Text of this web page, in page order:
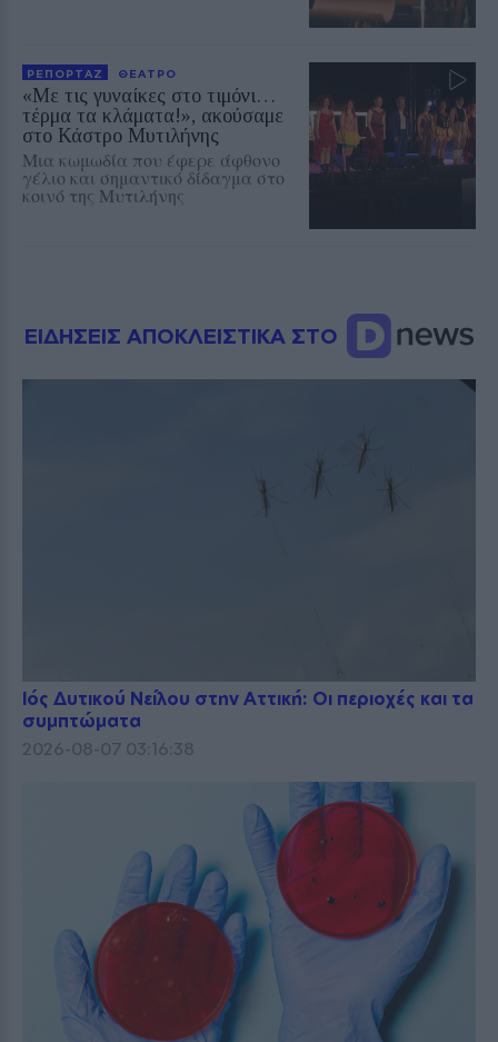
ΡΕΠΟΡΤΑΖ ΘΕΑΤΡΟ
«Με τις γυναίκες στο τιμόνι…
τέρμα τα κλάματα!», ακούσαμε
στο Κάστρο Μυτιλήνης
Μια κωμωδία που έφερε άφθονο
γέλιο και σημαντικό δίδαγμα στο
κοινό της Μυτιλήνης
ΕΙΔΗΣΕΙΣ ΑΠΟΚΛΕΙΣΤΙΚΑ ΣΤΟ
Ιός Δυτικού Νείλου στην Αττική: Οι περιοχές και τα
συμπτώματα
2026-08-07 03:16:38